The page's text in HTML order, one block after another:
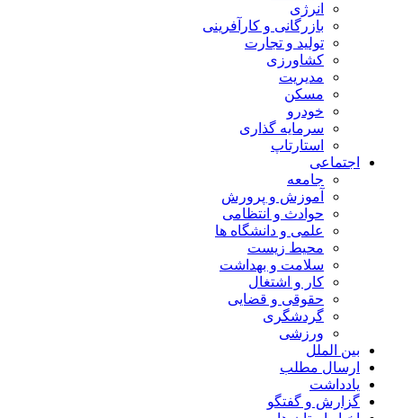
انرژی
بازرگانی و کارآفرینی
تولید و تجارت
کشاورزی
مدیریت
مسکن
خودرو
سرمایه گذاری
استارتاپ
اجتماعی
جامعه
آموزش و پرورش
حوادث و انتظامی
علمی و دانشگاه ها
محیط زیست
سلامت و بهداشت
کار و اشتغال
حقوقی و قضایی
گردشگری
ورزشی
بین الملل
ارسال مطلب
یادداشت
گزارش و گفتگو